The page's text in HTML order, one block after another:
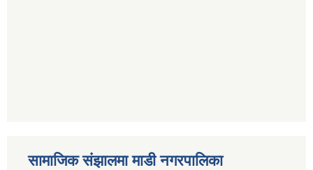
सामाजिक संझालमा माडी नगरपालिका